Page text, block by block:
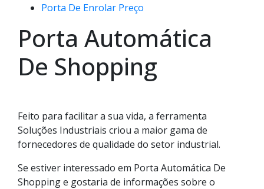
Porta De Enrolar Preço
Porta Automática
De Shopping
Feito para facilitar a sua vida, a ferramenta
Soluções Industriais criou a maior gama de
fornecedores de qualidade do setor industrial.
Se estiver interessado em Porta Automática De
Shopping e gostaria de informações sobre o